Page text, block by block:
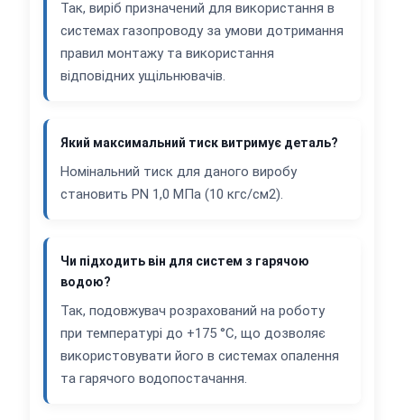
Так, виріб призначений для використання в
системах газопроводу за умови дотримання
правил монтажу та використання
відповідних ущільнювачів.
Який максимальний тиск витримує деталь?
Номінальний тиск для даного виробу
становить PN 1,0 МПа (10 кгс/см2).
Чи підходить він для систем з гарячою
водою?
Так, подовжувач розрахований на роботу
при температурі до +175 °C, що дозволяє
використовувати його в системах опалення
та гарячого водопостачання.